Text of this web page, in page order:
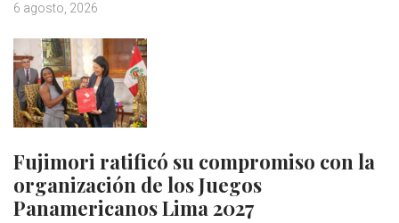
6 agosto, 2026
Fujimori ratificó su compromiso con la
organización de los Juegos
Panamericanos Lima 2027